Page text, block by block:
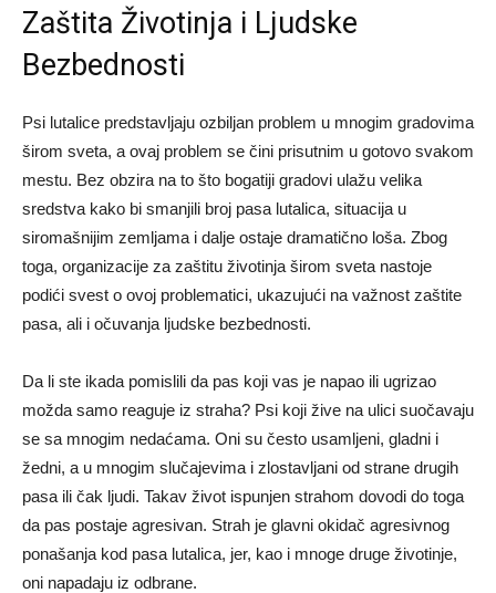
Zaštita Životinja i Ljudske
Bezbednosti
Psi lutalice predstavljaju ozbiljan problem u mnogim gradovima
širom sveta, a ovaj problem se čini prisutnim u gotovo svakom
mestu. Bez obzira na to što bogatiji gradovi ulažu velika
sredstva kako bi smanjili broj pasa lutalica, situacija u
siromašnijim zemljama i dalje ostaje dramatično loša. Zbog
toga, organizacije za zaštitu životinja širom sveta nastoje
podići svest o ovoj problematici, ukazujući na važnost zaštite
pasa, ali i očuvanja ljudske bezbednosti.
Da li ste ikada pomislili da pas koji vas je napao ili ugrizao
možda samo reaguje iz straha? Psi koji žive na ulici suočavaju
se sa mnogim nedaćama. Oni su često usamljeni, gladni i
žedni, a u mnogim slučajevima i zlostavljani od strane drugih
pasa ili čak ljudi. Takav život ispunjen strahom dovodi do toga
da pas postaje agresivan. Strah je glavni okidač agresivnog
ponašanja kod pasa lutalica, jer, kao i mnoge druge životinje,
oni napadaju iz odbrane.